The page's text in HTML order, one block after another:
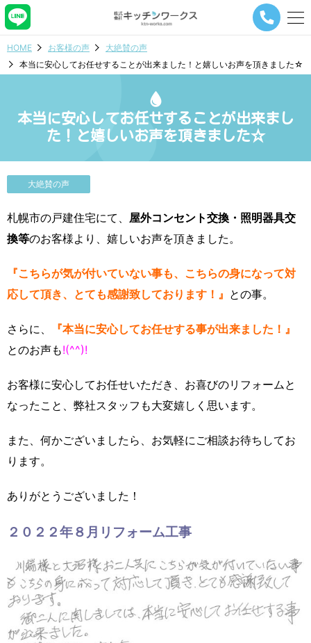
メ
ー
ナ
ボ
HOME お客様の声
大絶賛の声
本当に安心してお任せすることが出来ました！と嬉しいお声を頂きました☆
本当に安心してお任せすることが出来まし
た！と嬉しいお声を頂きました☆
大絶賛の声
札幌市の戸建住宅にて、 屋外コンセント交換・照明器具交
換等のお客様より、嬉しいお声を頂きました。
『こちらが気が付いていない事も、こちらの身になって対
応して頂き、とても感謝致しております！』 との事。
さらに、
『本当に安心してお任せする事が出来ました！』
とのお声も!(^^)!
お客様に安心してお任せいただき、お喜びのリフォームと
なったこと、弊社スタッフも大変嬉しく思います。
また、何かございましたら、お気軽にご相談お待ちしてお
ります。
ありがとうございました！
２０２２年８月リフォーム工事